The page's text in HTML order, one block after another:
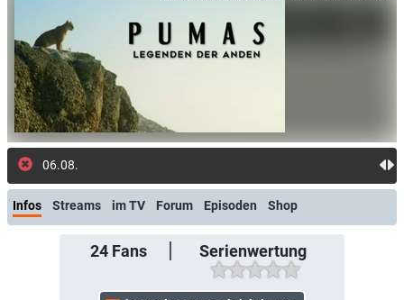
06.08.: Neue Folge: S1E2 (RT
Infos Streams im TV Forum Episoden Shop
24Fans Serienwertung